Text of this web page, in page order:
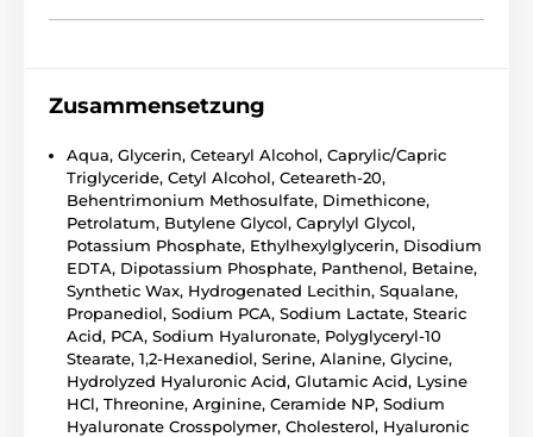
Zusammensetzung
Aqua, Glycerin, Cetearyl Alcohol, Caprylic/Capric
Triglyceride, Cetyl Alcohol, Ceteareth-20,
Behentrimonium Methosulfate, Dimethicone,
Petrolatum, Butylene Glycol, Caprylyl Glycol,
Potassium Phosphate, Ethylhexylglycerin, Disodium
EDTA, Dipotassium Phosphate, Panthenol, Betaine,
Synthetic Wax, Hydrogenated Lecithin, Squalane,
Propanediol, Sodium PCA, Sodium Lactate, Stearic
Acid, PCA, Sodium Hyaluronate, Polyglyceryl-10
Stearate, 1,2-Hexanediol, Serine, Alanine, Glycine,
Hydrolyzed Hyaluronic Acid, Glutamic Acid, Lysine
HCl, Threonine, Arginine, Ceramide NP, Sodium
Hyaluronate Crosspolymer, Cholesterol, Hyaluronic